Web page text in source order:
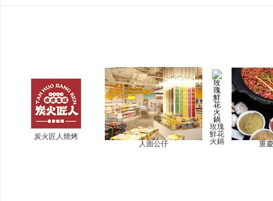
炭火匠人燒烤
人面公仔
玫瑰
鮮花
火鍋
重